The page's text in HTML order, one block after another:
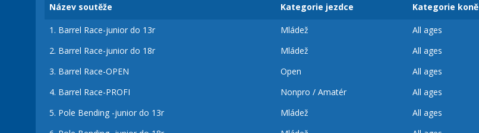
Název soutěže Kategorie jezdce Kategorie koně
1. Barrel Race-junior do 13r Mládež All ages
2. Barrel Race-junior do 18r Mládež All ages
3. Barrel Race-OPEN Open All ages
4. Barrel Race-PROFI Nonpro / Amatér All ages
5. Pole Bending -junior do 13r Mládež All ages